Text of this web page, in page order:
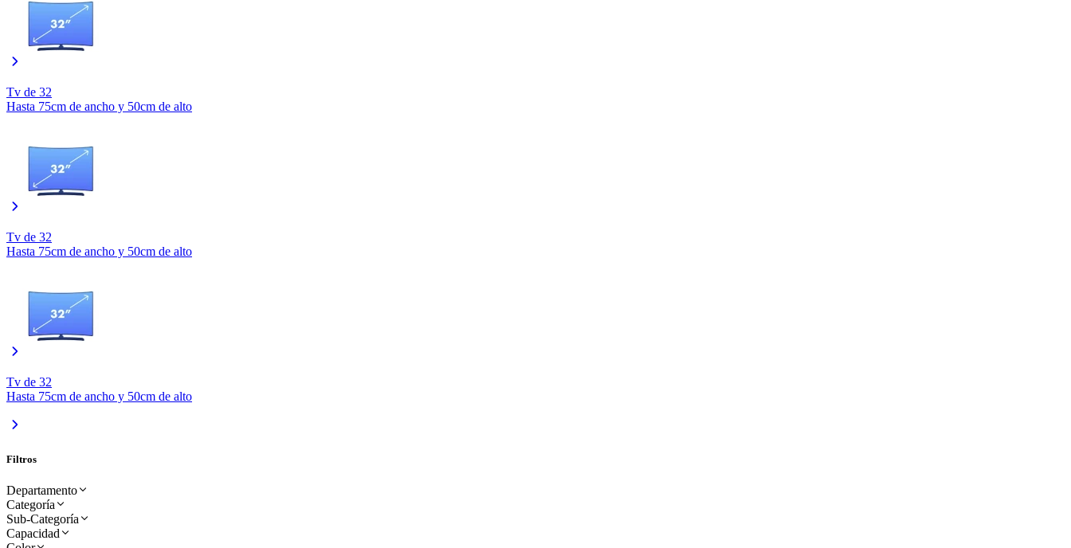
Tv de 32
Hasta 75cm de ancho y 50cm de alto
Tv de 32
Hasta 75cm de ancho y 50cm de alto
Tv de 32
Hasta 75cm de ancho y 50cm de alto
Filtros
Departamento
Electrohogar (51
Categoría
Refrigeracion
Sub-Categoría
Capacidad